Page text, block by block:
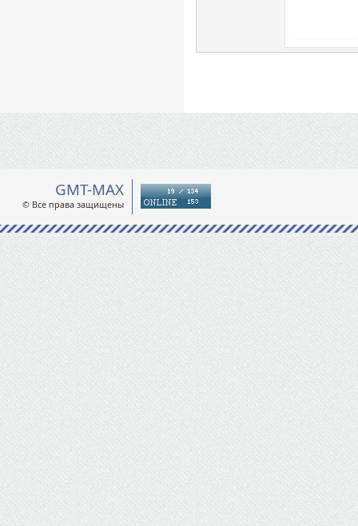
GMT-MAX
© Все права защищены